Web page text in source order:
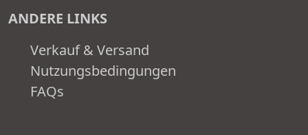
ANDERE LINKS
Verkauf & Versand
Nutzungsbedingungen
FAQs